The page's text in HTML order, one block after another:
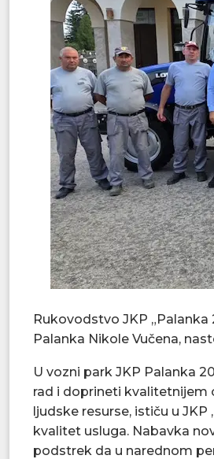
Rukovodstvo JKP
Palanka Nikole Vučena,
U vozni park JKP Palanka
rad i doprineti kvalitetnijem
ljudske resurse, ističu u
kvalitet usluga. Nabavka
podstrek da u narednom